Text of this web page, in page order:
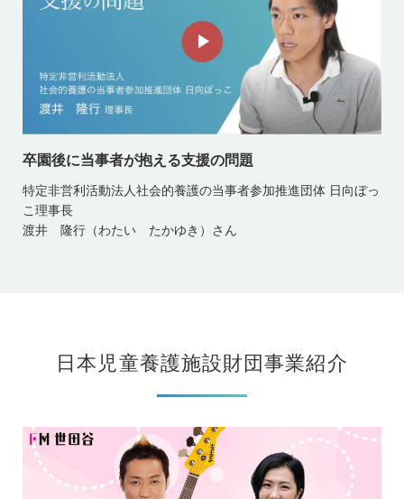
卒園後に当事者が抱える支援の問題
特定非営利活動法人社会的養護の当事者参加推進団体 日向ぼっ
こ理事長
渡井 隆行（わたい たかゆき）さん
日本児童養護施設財団事業紹介